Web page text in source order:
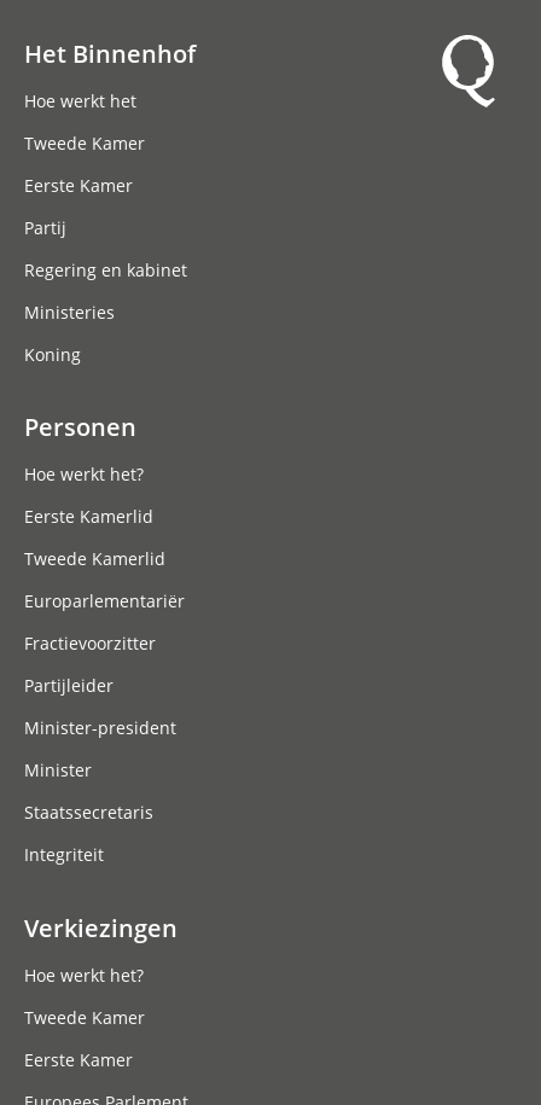
Het Binnenhof
Hoe werkt het
Tweede Kamer
Eerste Kamer
Partij
Regering en kabinet
Ministeries
Koning
Personen
Hoe werkt het?
Eerste Kamerlid
Tweede Kamerlid
Europarlementariër
Fractievoorzitter
Partijleider
Minister-president
Minister
Staatssecretaris
Integriteit
Verkiezingen
Hoe werkt het?
Tweede Kamer
Eerste Kamer